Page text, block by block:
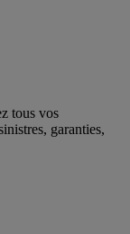
tous vos
garanties,